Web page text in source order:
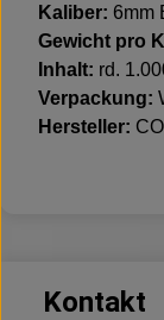
Kaliber: 6mm
Gewicht pro
Inhalt: rd.
Verpackung:
Hersteller:
Kontakt